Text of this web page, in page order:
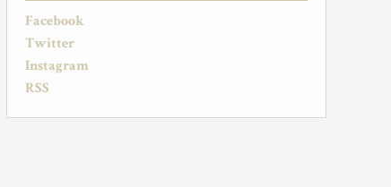
Facebook
Twitter
Instagram
RSS